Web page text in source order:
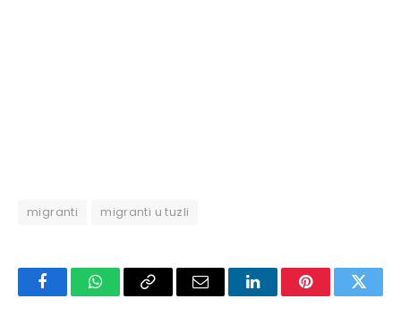
migranti migranti u tuzli
FacebookWhatsAppCopy
Email LinkedInPinterest